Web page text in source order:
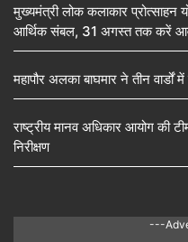
मुख्यमंत्री लोक कलाकार प्रोत्साहन
आर्थिक संबल, 31 अगस्त तक करें
महापौर अलका बाघमार ने तीन वार्डों
राष्ट्रीय मानव अधिकार आयोग की
निरीक्षण
---